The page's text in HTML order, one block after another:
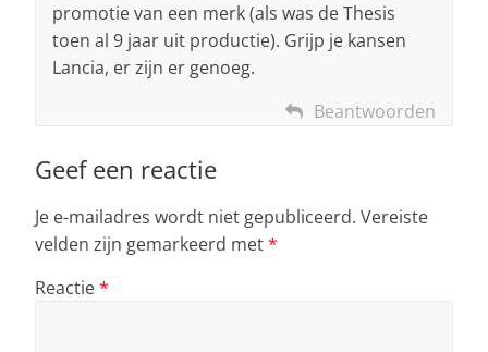
promotie van een merk (als was de Thesis
toen al 9 jaar uit productie). Grijp je kansen
Lancia, er zijn er genoeg.
Beantwoorden
Geef een reactie
Je e-mailadres wordt niet gepubliceerd. Vereiste
velden zijn gemarkeerd met*
Reactie*